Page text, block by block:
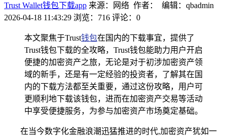
Trust Wallet钱包下载app 来源：网络 作者： 编辑：qbadmin
2026-04-18 11:43:29 浏览：716 评论：0
本文聚焦于Trust钱包在国内的下载事宜，提供了
Trust钱包下载的全攻略，Trust钱包能助力用户开启
便捷的加密资产之旅，无论是对于初涉加密资产领
域的新手，还是有一定经验的投资者，了解其在国
内的下载方法都至关重要，通过这份攻略，用户可
更顺利地下载该钱包，进而在加密资产交易等活动
中享受便捷服务，为参与加密资产市场奠定基础。
在当今数字化金融浪潮迅猛推进的时代,加密资产犹如一